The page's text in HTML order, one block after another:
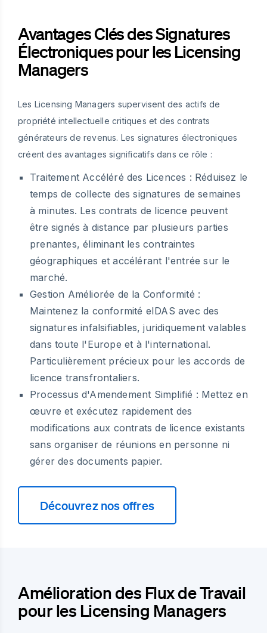
Avantages Clés des Signatures
Électroniques pour les Licensing
Managers
Les Licensing Managers supervisent des actifs de
propriété intellectuelle critiques et des contrats
générateurs de revenus. Les signatures électroniques
créent des avantages significatifs dans ce rôle :
Traitement Accéléré des Licences : Réduisez le
temps de collecte des signatures de semaines
à minutes. Les contrats de licence peuvent
être signés à distance par plusieurs parties
prenantes, éliminant les contraintes
géographiques et accélérant l'entrée sur le
marché.
Gestion Améliorée de la Conformité :
Maintenez la conformité eIDAS avec des
signatures infalsifiables, juridiquement valables
dans toute l'Europe et à l'international.
Particulièrement précieux pour les accords de
licence transfrontaliers.
Processus d'Amendement Simplifié : Mettez en
œuvre et exécutez rapidement des
modifications aux contrats de licence existants
sans organiser de réunions en personne ni
gérer des documents papier.
Découvrez nos offres
Amélioration des Flux de Travail
pour les Licensing Managers